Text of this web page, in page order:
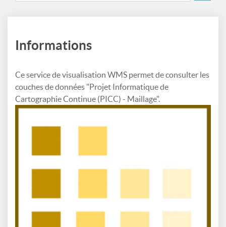
Informations
Ce service de visualisation WMS permet de consulter les
couches de données "Projet Informatique de
Cartographie Continue (PICC) - Maillage".